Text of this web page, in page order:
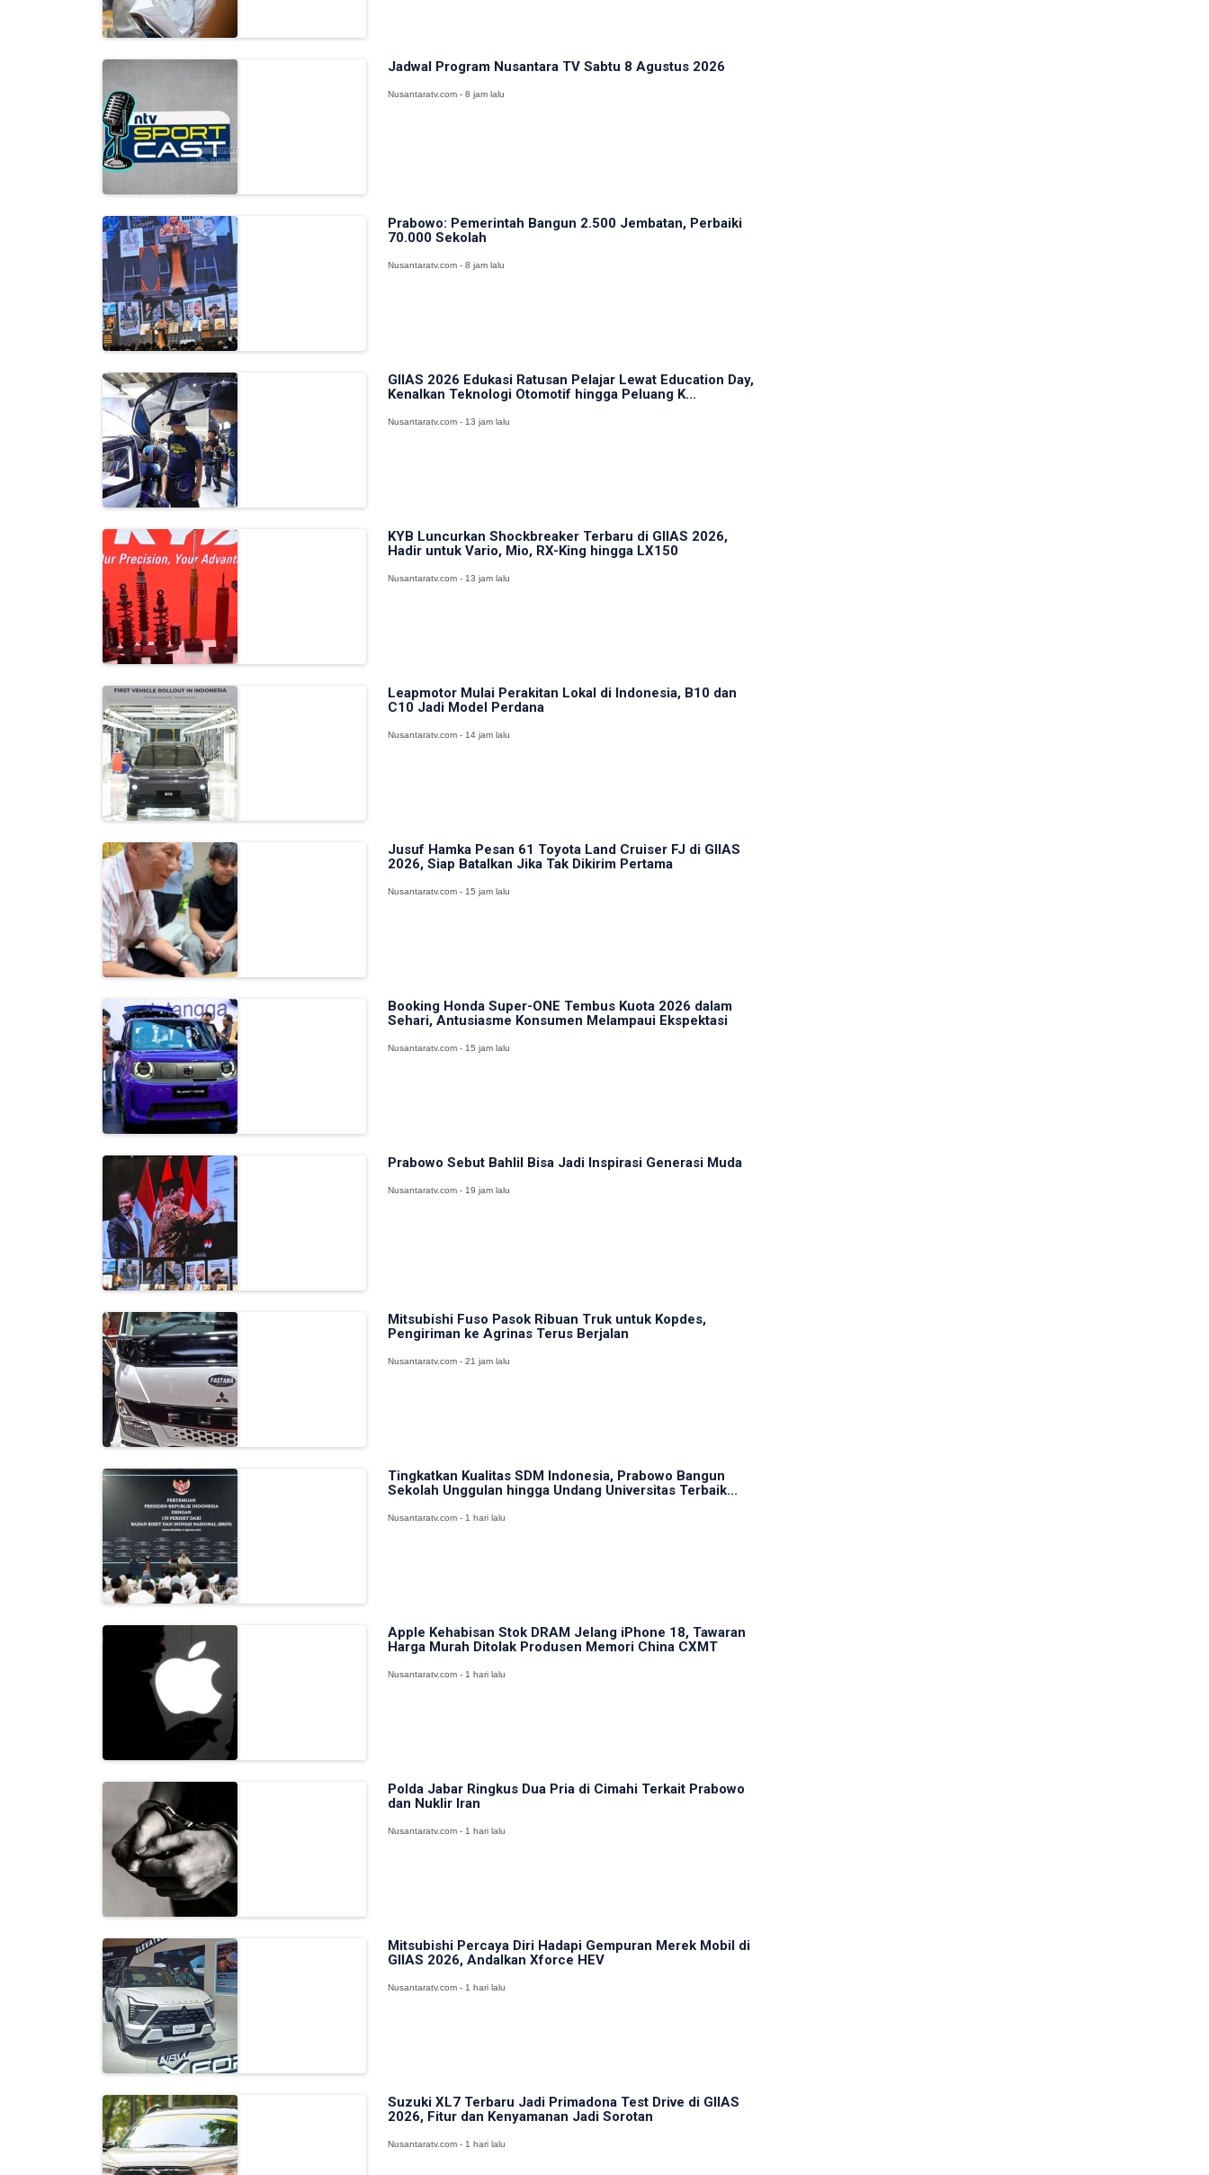
Jadwal Program Nusantara TV Sabtu 8 Agustus 2026
Nusantaratv.com - 8 jam lalu
Prabowo: Pemerintah Bangun 2.500 Jembatan, Perbaiki
70.000 Sekolah
Nusantaratv.com - 8 jam lalu
GIIAS 2026 Edukasi Ratusan Pelajar Lewat Education Day,
Kenalkan Teknologi Otomotif hingga Peluang K...
Nusantaratv.com - 13 jam lalu
KYB Luncurkan Shockbreaker Terbaru di GIIAS 2026,
Hadir untuk Vario, Mio, RX-King hingga LX150
Nusantaratv.com - 13 jam lalu
Leapmotor Mulai Perakitan Lokal di Indonesia, B10 dan
C10 Jadi Model Perdana
Nusantaratv.com - 14 jam lalu
Jusuf Hamka Pesan 61 Toyota Land Cruiser FJ di GIIAS
2026, Siap Batalkan Jika Tak Dikirim Pertama
Nusantaratv.com - 15 jam lalu
Booking Honda Super-ONE Tembus Kuota 2026 dalam
Sehari, Antusiasme Konsumen Melampaui Ekspektasi
Nusantaratv.com - 15 jam lalu
Prabowo Sebut Bahlil Bisa Jadi Inspirasi Generasi Muda
Nusantaratv.com - 19 jam lalu
Mitsubishi Fuso Pasok Ribuan Truk untuk Kopdes,
Pengiriman ke Agrinas Terus Berjalan
Nusantaratv.com - 21 jam lalu
Tingkatkan Kualitas SDM Indonesia, Prabowo Bangun
Sekolah Unggulan hingga Undang Universitas Terbaik...
Nusantaratv.com - 1 hari lalu
Apple Kehabisan Stok DRAM Jelang iPhone 18, Tawaran
Harga Murah Ditolak Produsen Memori China CXMT
Nusantaratv.com - 1 hari lalu
Polda Jabar Ringkus Dua Pria di Cimahi Terkait Prabowo
dan Nuklir Iran
Nusantaratv.com - 1 hari lalu
Mitsubishi Percaya Diri Hadapi Gempuran Merek Mobil di
GIIAS 2026, Andalkan Xforce HEV
Nusantaratv.com - 1 hari lalu
Suzuki XL7 Terbaru Jadi Primadona Test Drive di GIIAS
2026, Fitur dan Kenyamanan Jadi Sorotan
Nusantaratv.com - 1 hari lalu